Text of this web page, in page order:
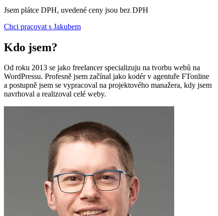
Jsem plátce DPH, uvedené ceny jsou bez DPH
Chci pracovat s Jakubem
Kdo jsem?
Od roku 2013 se jako freelancer specializuju na tvorbu webů na
WordPressu. Profesně jsem začínal jako kodér v agentuře FTonline
a postupně jsem se vypracoval na projektového manažera, kdy jsem
navrhoval a realizoval celé weby.